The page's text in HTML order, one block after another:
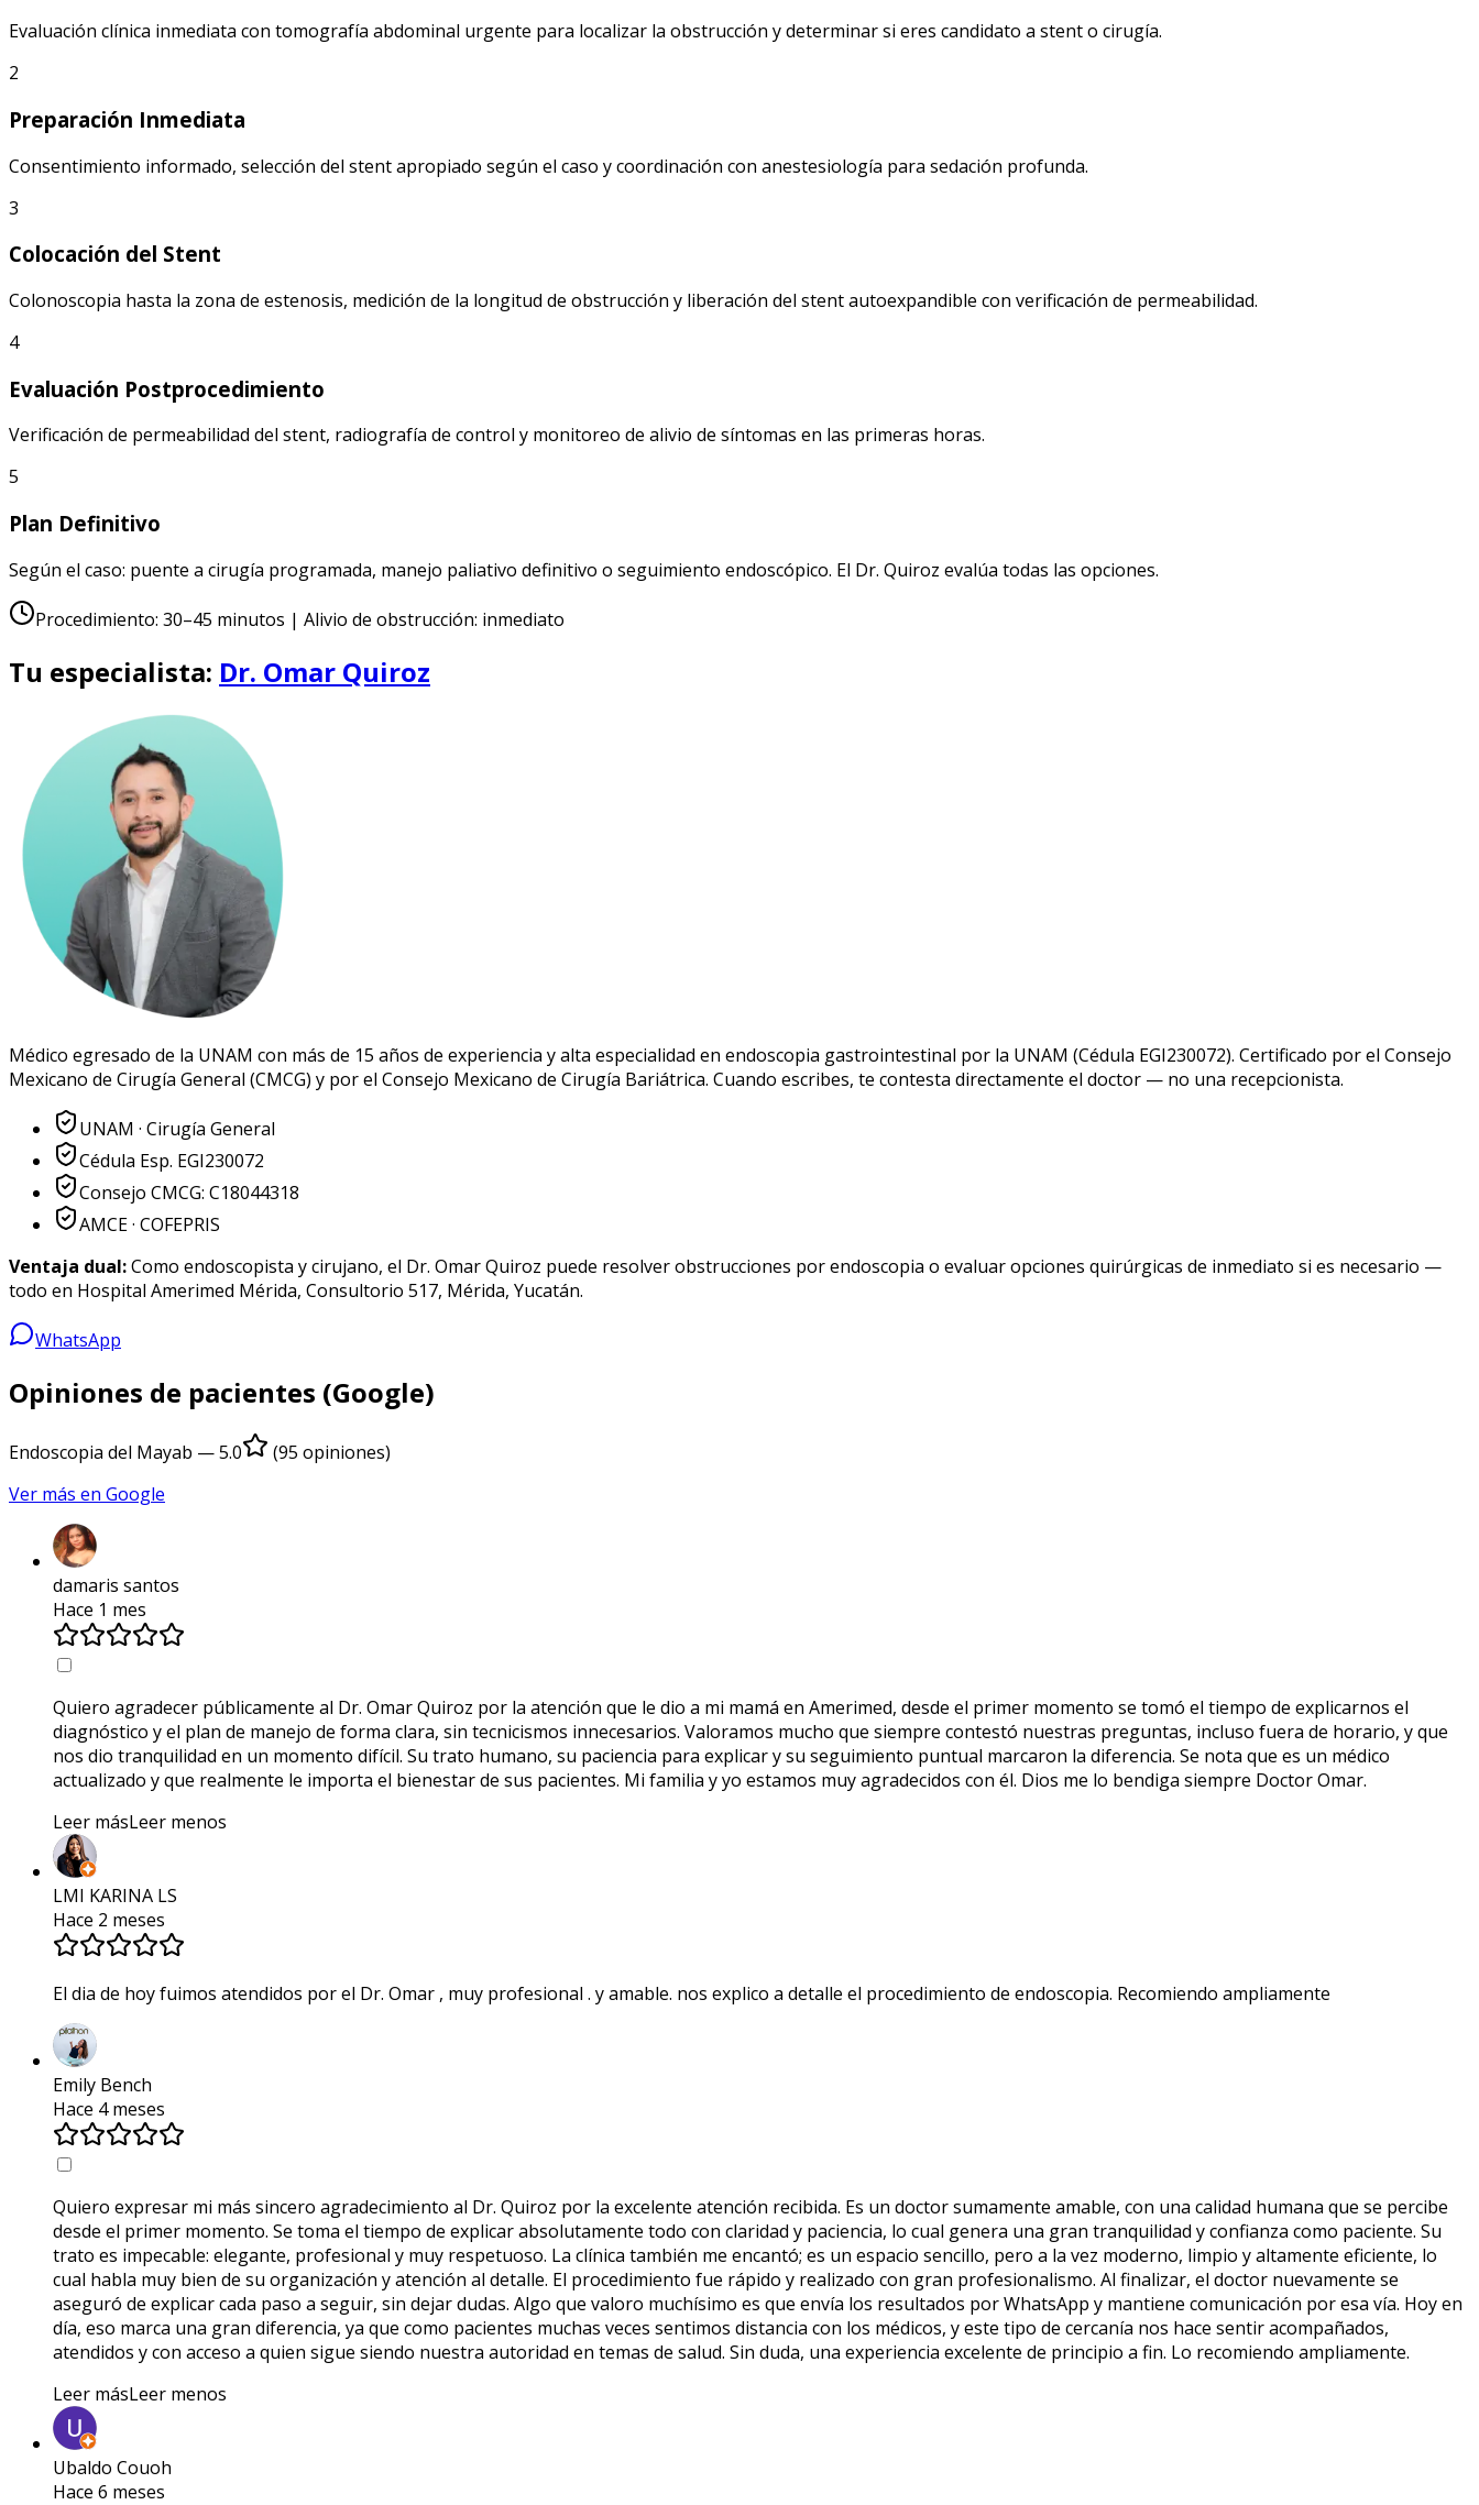
Evaluación clínica inmediata con tomografía abdominal urgente para localizar la obstrucción y determinar si eres candidato a stent o cirugía.
2
Preparación Inmediata
Consentimiento informado, selección del stent apropiado según el caso y coordinación con anestesiología para sedación profunda.
3
Colocación del Stent
Colonoscopia hasta la zona de estenosis, medición de la longitud de obstrucción y liberación del stent autoexpandible con verificación de permeabilidad.
4
Evaluación Postprocedimiento
Verificación de permeabilidad del stent, radiografía de control y monitoreo de alivio de síntomas en las primeras horas.
5
Plan Definitivo
Según el caso: puente a cirugía programada, manejo paliativo definitivo o seguimiento endoscópico. El Dr. Quiroz evalúa todas las opciones.
Procedimiento: 30–45 minutos | Alivio de obstrucción: inmediato
Tu especialista: Dr. Omar Quiroz
Médico egresado de la UNAM con más de 15 años de experiencia y alta especialidad en endoscopia gastrointestinal por la UNAM (Cédula EGI230072). Certificado por el Consejo
Mexicano de Cirugía General (CMCG) y por el Consejo Mexicano de Cirugía Bariátrica. Cuando escribes, te contesta directamente el doctor — no una recepcionista.
UNAM · Cirugía General
Cédula Esp. EGI230072
Consejo CMCG: C18044318
AMCE · COFEPRIS
Ventaja dual:Como endoscopista y cirujano, el Dr. Omar Quiroz puede resolver obstrucciones por endoscopia o evaluar opciones quirúrgicas de inmediato si es necesario —
todo en Hospital Amerimed Mérida, Consultorio 517, Mérida, Yucatán.
WhatsApp
Opiniones de pacientes (Google)
Endoscopia del Mayab — 5.0
(95 opiniones)
Ver más en Google
damaris santos
Hace 1 mes
Quiero agradecer públicamente al Dr. Omar Quiroz por la atención que le dio a mi mamá en Amerimed, desde el primer momento se tomó el tiempo de explicarnos el
diagnóstico y el plan de manejo de forma clara, sin tecnicismos innecesarios. Valoramos mucho que siempre contestó nuestras preguntas, incluso fuera de horario, y que
nos dio tranquilidad en un momento difícil. Su trato humano, su paciencia para explicar y su seguimiento puntual marcaron la diferencia. Se nota que es un médico
actualizado y que realmente le importa el bienestar de sus pacientes. Mi familia y yo estamos muy agradecidos con él. Dios me lo bendiga siempre Doctor Omar.
Leer másLeer menos
LMI KARINA LS
Hace 2 meses
El dia de hoy fuimos atendidos por el Dr. Omar , muy profesional . y amable. nos explico a detalle el procedimiento de endoscopia. Recomiendo ampliamente
Emily Bench
Hace 4 meses
Quiero expresar mi más sincero agradecimiento al Dr. Quiroz por la excelente atención recibida. Es un doctor sumamente amable, con una calidad humana que se percibe
desde el primer momento. Se toma el tiempo de explicar absolutamente todo con claridad y paciencia, lo cual genera una gran tranquilidad y confianza como paciente. Su
trato es impecable: elegante, profesional y muy respetuoso. La clínica también me encantó; es un espacio sencillo, pero a la vez moderno, limpio y altamente eficiente, lo
cual habla muy bien de su organización y atención al detalle. El procedimiento fue rápido y realizado con gran profesionalismo. Al finalizar, el doctor nuevamente se
aseguró de explicar cada paso a seguir, sin dejar dudas. Algo que valoro muchísimo es que envía los resultados por WhatsApp y mantiene comunicación por esa vía. Hoy en
día, eso marca una gran diferencia, ya que como pacientes muchas veces sentimos distancia con los médicos, y este tipo de cercanía nos hace sentir acompañados,
atendidos y con acceso a quien sigue siendo nuestra autoridad en temas de salud. Sin duda, una experiencia excelente de principio a fin. Lo recomiendo ampliamente.
Leer másLeer menos
Ubaldo Couoh
Hace 6 meses